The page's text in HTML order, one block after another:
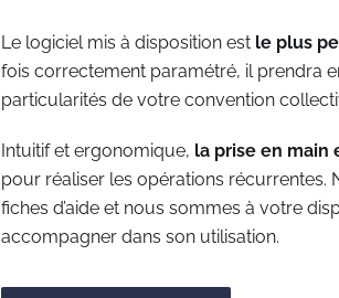
Le logiciel mis à disposition est le plus
fois correctement paramétré, il prendra
particularités de votre convention
Intuitif et ergonomique, la prise en main
pour réaliser les opérations récurrentes.
fiches d’aide et nous sommes à votre
accompagner dans son utilisation.